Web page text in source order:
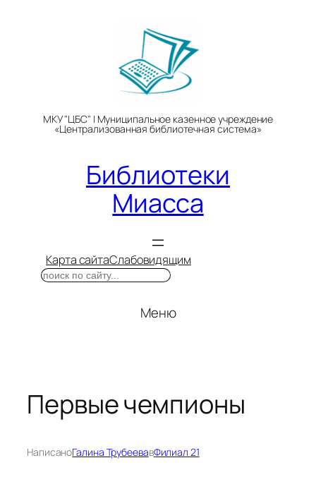
МКУ "ЦБС" | Муниципальное казенное учреждение
«Централизованная библиотечная система»
Библиотеки
Миасса
Карта сайтаСлабовидящим
Поиск
Меню
Первые чемпионы
НаписаноГалина ТрубеевавФилиал 21